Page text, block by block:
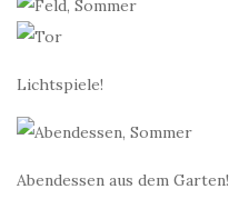
Lichtspiele!
Abendessen aus dem Garten!